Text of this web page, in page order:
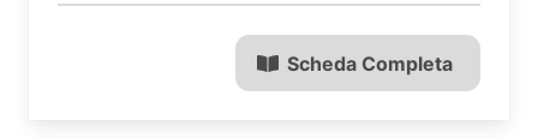
Scheda Completa